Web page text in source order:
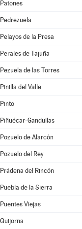
Patones
Pedrezuela
Pelayos de la Presa
Perales de Tajuña
Pezuela de las Torres
Pinilla del Valle
Pinto
Piñuécar-Gandullas
Pozuelo de Alarcón
Pozuelo del Rey
Prádena del Rincón
Puebla de la Sierra
Puentes Viejas
Quijorna